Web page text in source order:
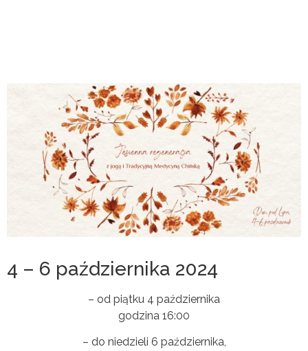
4 – 6 października 2024
– od piątku 4 października
godzina 16:00
– do niedzieli 6 października,